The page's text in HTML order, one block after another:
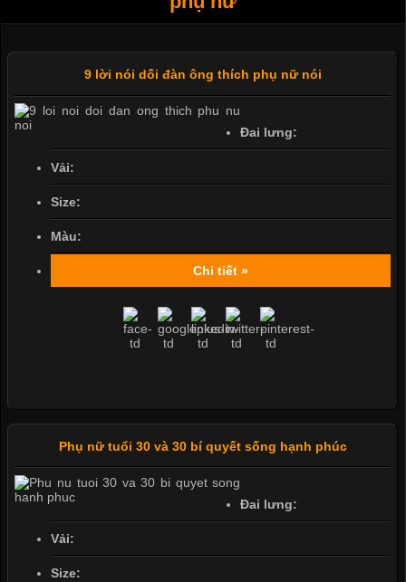
9 lời nói dối đàn ông thích phụ nữ nói
Đai lưng:
Vải:
Size:
Màu:
Chi tiết »
Phụ nữ tuổi 30 và 30 bí quyết sống hạnh phúc
Đai lưng:
Vải:
Size: